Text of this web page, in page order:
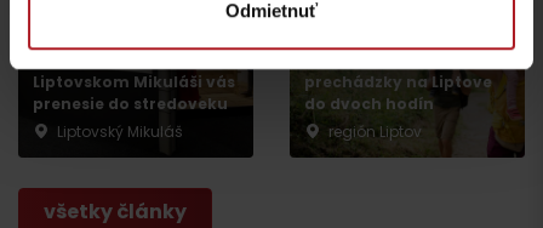
Odmietnuť
Liptovskom Mikuláši vás
prenesie do stredoveku
Liptovský Mikuláš
prechádzky na Liptove
do dvoch hodín
región Liptov
všetky články